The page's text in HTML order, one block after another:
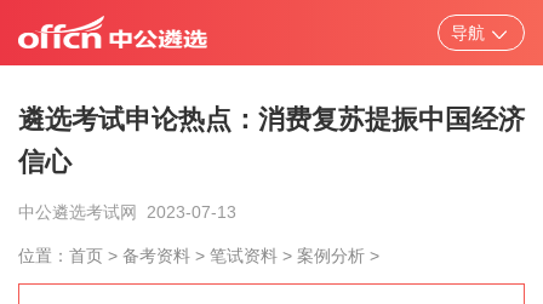
导航
遴选考试申论热点：消费复苏提振中国经济
信心
中公遴选考试网 2023-07-13
位置： 首页> 备考资料> 笔试资料> 案例分析>
北京
河北 山西 辽宁